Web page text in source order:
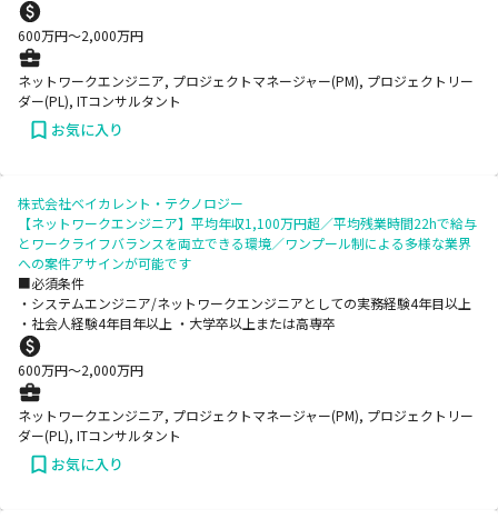
600万円〜2,000万円
ネットワークエンジニア, プロジェクトマネージャー(PM), プロジェクトリー
ダー(PL), ITコンサルタント
お気に入り
株式会社ベイカレント・テクノロジー
【ネットワークエンジニア】平均年収1,100万円超／平均残業時間22hで給与
とワークライフバランスを両立できる環境／ワンプール制による多様な業界
への案件アサインが可能です
■必須条件
・システムエンジニア/ネットワークエンジニアとしての実務経験4年目以上
・社会人経験4年目年以上 ・大学卒以上または高専卒
600万円〜2,000万円
ネットワークエンジニア, プロジェクトマネージャー(PM), プロジェクトリー
ダー(PL), ITコンサルタント
お気に入り